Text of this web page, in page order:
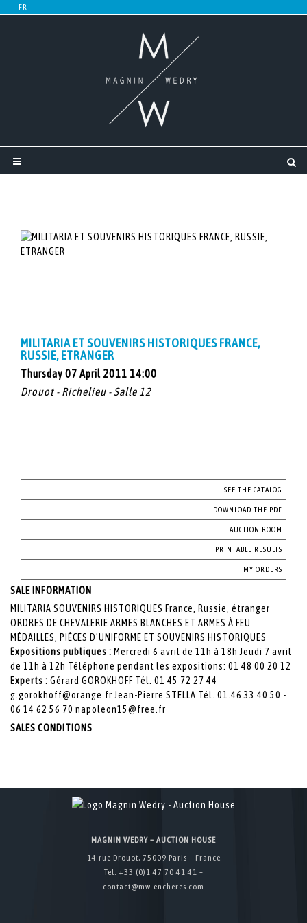
MILITARIA ET SOUVENIRS HISTORIQUES FRANCE,
RUSSIE, ETRANGER
Thursday 07 April 2011 14:00
Drouot - Richelieu - Salle 12
SEE THE CATALOG
DOWNLOAD THE PDF
AUCTION ROOM
PRINTABLE RESULTS
MY ORDERS
SALE INFORMATION
MILITARIA SOUVENIRS HISTORIQUES France, Russie, étranger
ORDRES DE CHEVALERIE ARMES BLANCHES ET ARMES À FEU
MÉDAILLES, PIÈCES D’UNIFORME ET SOUVENIRS HISTORIQUES
Expositions publiques : Mercredi 6 avril de 11h à 18h Jeudi 7 avril
de 11h à 12h Téléphone pendant les expositions: 01 48 00 20 12
Experts : Gérard GOROKHOFF Tél. 01 45 72 27 44
g.gorokhoff@orange.fr Jean-Pierre STELLA Tél. 01.46 33 40 50 -
06 14 62 56 70 napoleon15@free.fr
SALES CONDITIONS
MAGNIN WEDRY – AUCTION HOUSE
14 rue Drouot, 75009 Paris – France
Tel. +33 (0)1 47 70 41 41 –
contact@mw-encheres.com